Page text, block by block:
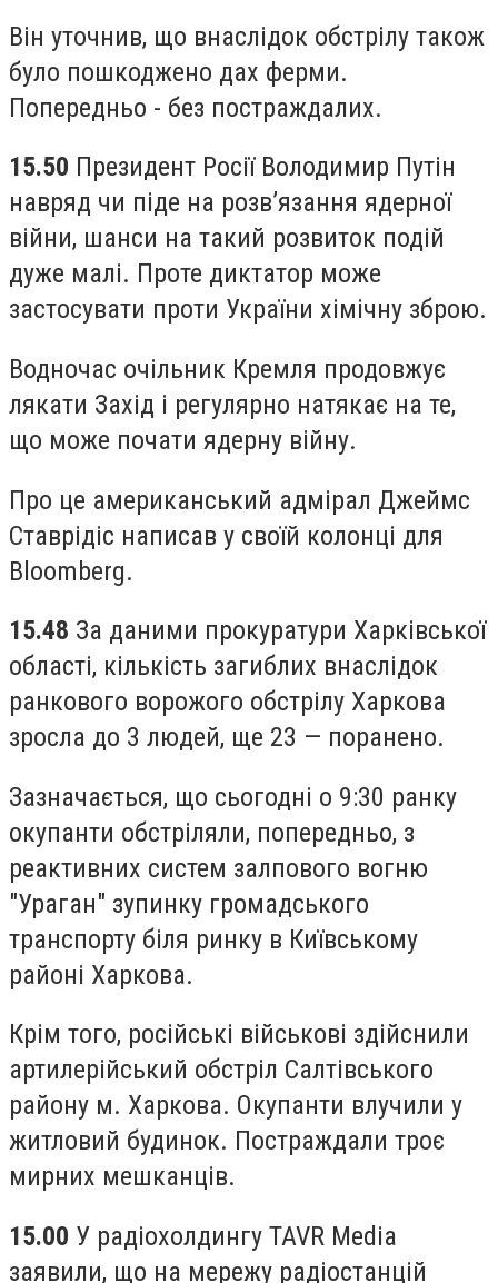
Він уточнив, що внаслідок обстрілу також
було пошкоджено дах ферми.
Попередньо - без постраждалих.
15.50 Президент Росії Володимир Путін
навряд чи піде на розв’язання ядерної
війни, шанси на такий розвиток подій
дуже малі. Проте диктатор може
застосувати проти України хімічну зброю.
Водночас очільник Кремля продовжує
лякати Захід і регулярно натякає на те,
що може почати ядерну війну.
Про це американський адмірал Джеймс
Ставрідіс написав у своїй колонці для
Bloomberg.
15.48 За даними прокуратури Харківської
області, кількість загиблих внаслідок
ранкового ворожого обстрілу Харкова
зросла до 3 людей, ще 23 — поранено.
Зазначається, що сьогодні о 9:30 ранку
окупанти обстріляли, попередньо, з
реактивних систем залпового вогню
"Ураган" зупинку громадського
транспорту біля ринку в Київському
районі Харкова.
Крім того, російські військові здійснили
артилерійський обстріл Салтівського
району м. Харкова. Окупанти влучили у
житловий будинок. Постраждали троє
мирних мешканців.
15.00 У радіохолдингу TAVR Media
заявили, що на мережу радіостанцій